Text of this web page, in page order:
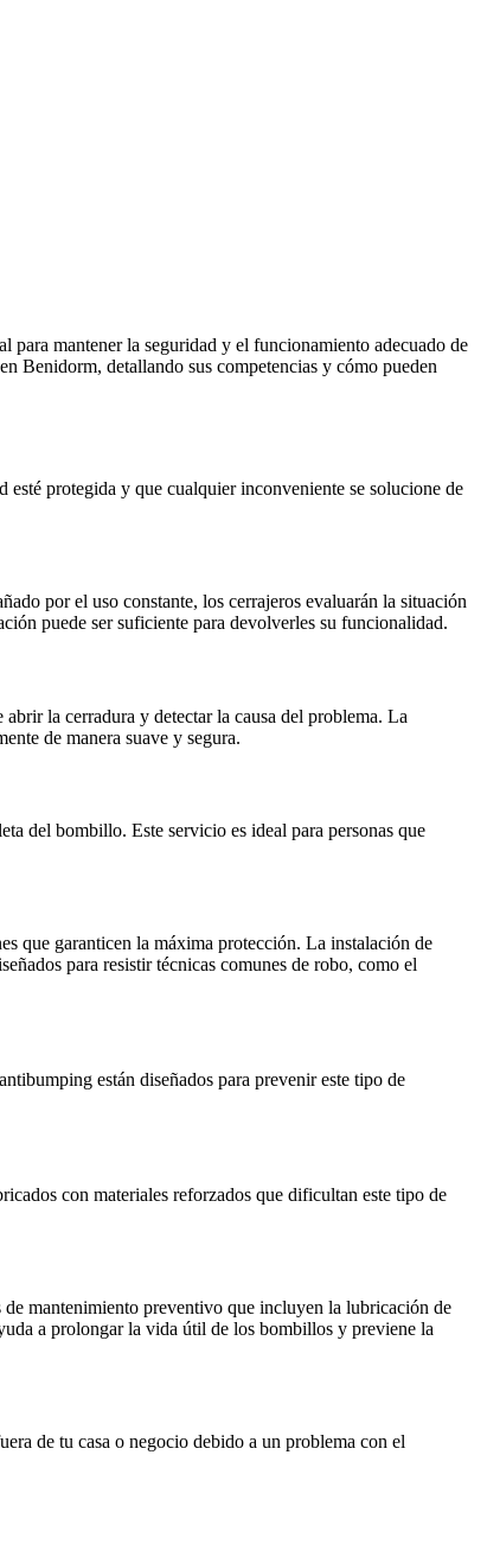
mantener la seguridad y el funcionamiento adecuado de
Benidorm, detallando sus competencias y cómo pueden
protegida y que cualquier inconveniente se solucione de
por el uso constante, los cerrajeros evaluarán la situación
puede ser suficiente para devolverles su funcionalidad.
la cerradura y detectar la causa del problema. La
de manera suave y segura.
del bombillo. Este servicio es ideal para personas que
que garanticen la máxima protección. La instalación de
para resistir técnicas comunes de robo, como el
están diseñados para prevenir este tipo de
con materiales reforzados que dificultan este tipo de
mantenimiento preventivo que incluyen la lubricación de
a prolongar la vida útil de los bombillos y previene la
de tu casa o negocio debido a un problema con el